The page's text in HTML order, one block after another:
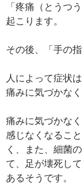
「疼痛（とうつ
起こります。
その後、「手の
人によって症状
痛みに気づかな
痛みに気づかな
感じなくなるこ
く、また、細菌
て、足が壊死し
あるそうです。